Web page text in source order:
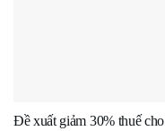
Đề xuất giảm 30% thuế